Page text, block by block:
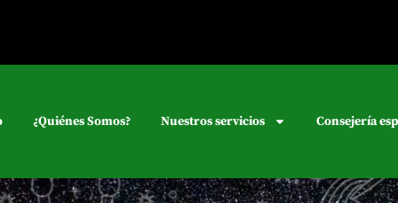
¿Quiénes Somos? Nuestros servicios Consejería